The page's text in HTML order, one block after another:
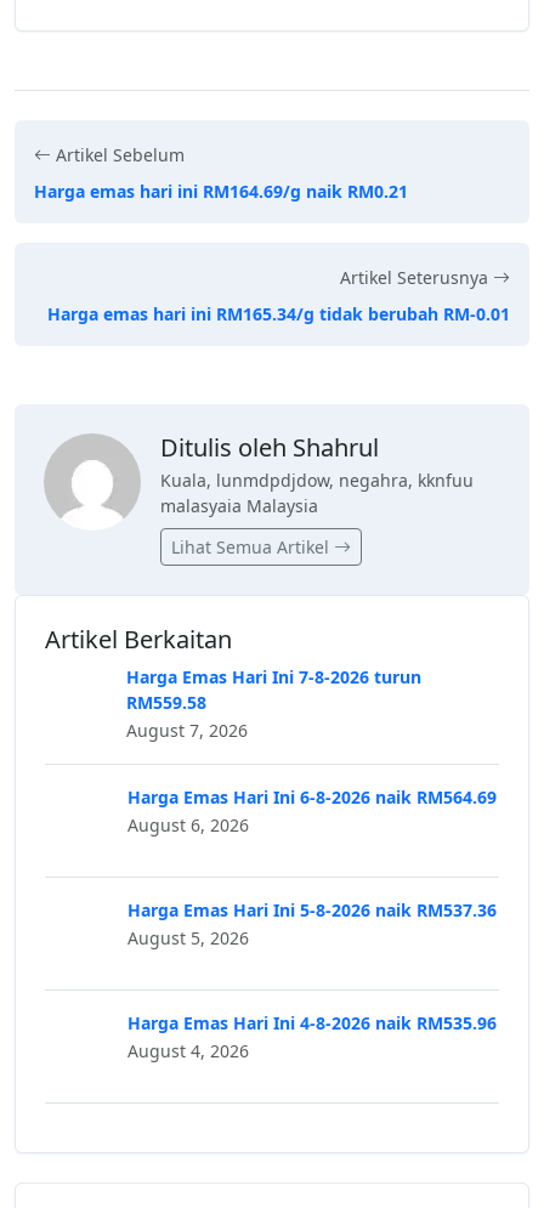
Artikel Sebelum
Harga emas hari ini RM164.69/g naik RM0.21
Artikel Seterusnya
Harga emas hari ini RM165.34/g tidak berubah RM-0.01
Ditulis oleh Shahrul
Kuala, lunmdpdjdow, negahra, kknfuu
malasyaia Malaysia
Lihat Semua Artikel
Artikel Berkaitan
Harga Emas Hari Ini 7-8-2026 turun
RM559.58
August 7, 2026
Harga Emas Hari Ini 6-8-2026 naik RM564.69
August 6, 2026
Harga Emas Hari Ini 5-8-2026 naik RM537.36
August 5, 2026
Harga Emas Hari Ini 4-8-2026 naik RM535.96
August 4, 2026